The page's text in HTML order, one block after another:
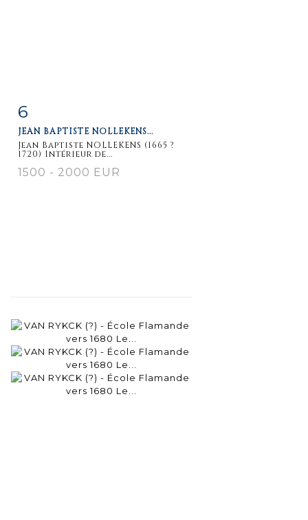
6
JEAN BAPTISTE NOLLEKENS...
Jean Baptiste NOLLEKENS (1665 ?
1720) Intérieur de...
1500 - 2000 EUR